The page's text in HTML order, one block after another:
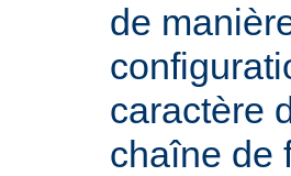
de
caractère
chaîne de